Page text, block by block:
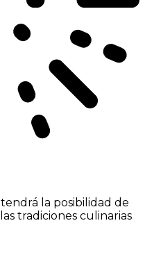
la posibilidad de
tradiciones culinarias